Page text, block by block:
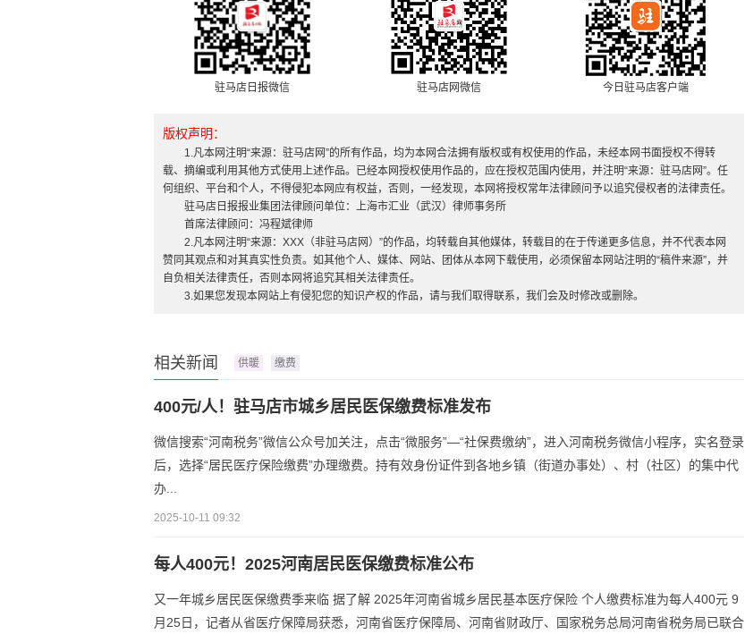
驻马店日报微信 驻马店网微信 今日驻马店客户端
版权声明：
1.凡本网注明“来源：驻马店网”的所有作品，均为本网合法拥有版权或有权使用的作品，未经本网书面授权不得转
载、摘编或利用其他方式使用上述作品。已经本网授权使用作品的，应在授权范围内使用，并注明“来源：驻马店网”。任
何组织、平台和个人，不得侵犯本网应有权益，否则，一经发现，本网将授权常年法律顾问予以追究侵权者的法律责任。
驻马店日报报业集团法律顾问单位：上海市汇业（武汉）律师事务所
首席法律顾问：冯程斌律师
2.凡本网注明“来源：XXX（非驻马店网）”的作品，均转载自其他媒体，转载目的在于传递更多信息，并不代表本网
赞同其观点和对其真实性负责。如其他个人、媒体、网站、团体从本网下载使用，必须保留本网站注明的“稿件来源”，并
自负相关法律责任，否则本网将追究其相关法律责任。
3.如果您发现本网站上有侵犯您的知识产权的作品，请与我们取得联系，我们会及时修改或删除。
相关新闻 供暖 缴费
400元/人！驻马店市城乡居民医保缴费标准发布
微信搜索“河南税务”微信公众号加关注，点击“微服务”—“社保费缴纳”，进入河南税务微信小程序，实名登录
后，选择“居民医疗保险缴费”办理缴费。持有效身份证件到各地乡镇（街道办事处）、村（社区）的集中代
办...
2025-10-11 09:32
每人400元！2025河南居民医保缴费标准公布
又一年城乡居民医保缴费季来临 据了解 2025年河南省城乡居民基本医疗保险 个人缴费标准为每人400元 9
月25日，记者从省医疗保障局获悉，河南省医疗保障局、河南省财政厅、国家税务总局河南省税务局已联合